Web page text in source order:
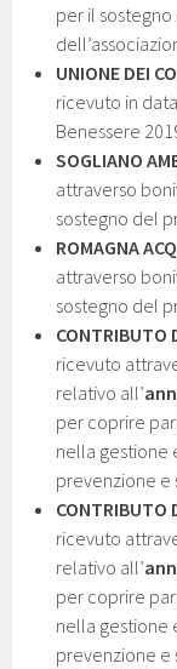
per il
UNIONE DEI
ricevuto in
Benessere
SOGLIANO
attraverso
sostegno del
ROMAGNA
attraverso
sostegno del
CONTRIBUTO
ricevuto
relativo all’
per coprire
nella gestione
prevenzione e
CONTRIBUTO
ricevuto
relativo all’
per coprire
nella gestione
prevenzione e